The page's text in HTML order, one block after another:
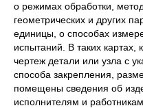
о режимах обработки,
геометрических и других
единицы, о способах
испытаний. В таких картах,
чертеж детали или узла с
способа зак­репления,
помещены сведения об
исполнителям и